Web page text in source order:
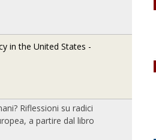
in the United States -
Riflessioni su radici
a partire dal libro